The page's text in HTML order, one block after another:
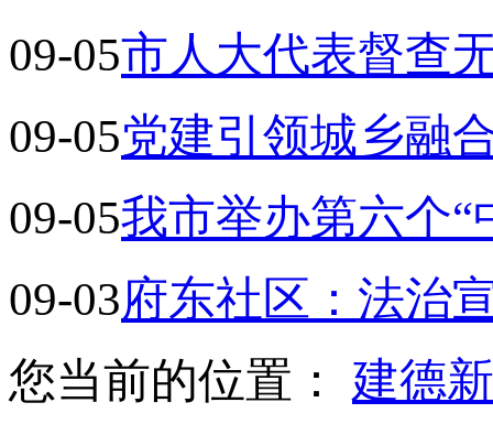
09-05市人大代表督查
09-05党建引领城乡融
09-05我市举办第六个“
09-03府东社区：法治
您当前的位置： 建德